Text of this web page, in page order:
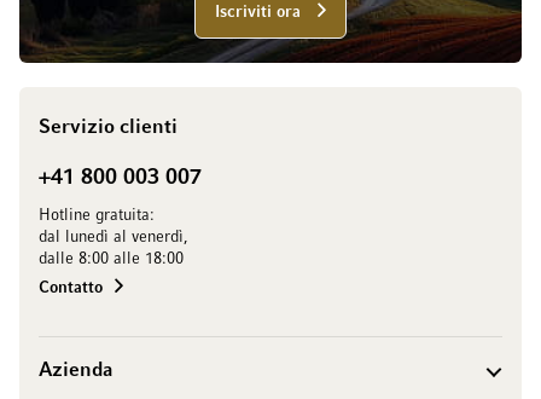
Iscriviti ora
Servizio clienti
+41 800 003 007
Hotline gratuita:
dal lunedì al venerdì,
dalle 8:00 alle 18:00
Contatto
Azienda